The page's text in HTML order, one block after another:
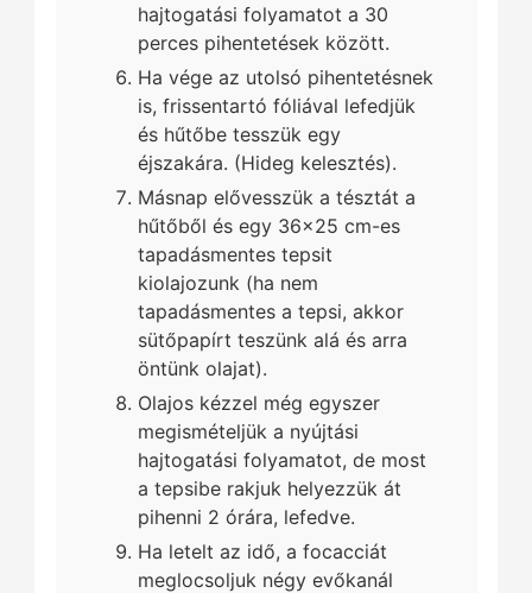
hajtogatási folyamatot a 30
perces pihentetések között.
Ha vége az utolsó pihentetésnek
is, frissentartó fóliával lefedjük
és hűtőbe tesszük egy
éjszakára. (Hideg kelesztés).
Másnap elővesszük a tésztát a
hűtőből és egy 36x25 cm-es
tapadásmentes tepsit
kiolajozunk (ha nem
tapadásmentes a tepsi, akkor
sütőpapírt teszünk alá és arra
öntünk olajat).
Olajos kézzel még egyszer
megismételjük a nyújtási
hajtogatási folyamatot, de most
a tepsibe rakjuk helyezzük át
pihenni 2 órára, lefedve.
Ha letelt az idő, a focacciát
meglocsoljuk négy evőkanál